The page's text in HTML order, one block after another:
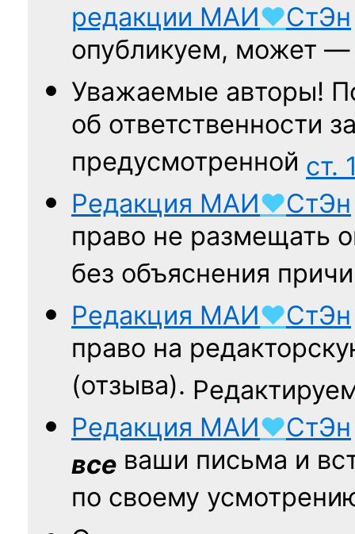
редакции МАИ♥СтЭн
опубликуем, может
Уважаемые авторы!
об ответственности
предусмотренной ст.
Редакция МАИ♥СтЭн
право не размещать
без объяснения
Редакция МАИ♥СтЭн
право на
(отзыва).
Редакция МАИ♥СтЭн
все ваши письма и
по своему